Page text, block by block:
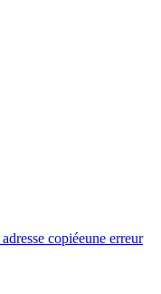
adresse copiéeune erreur